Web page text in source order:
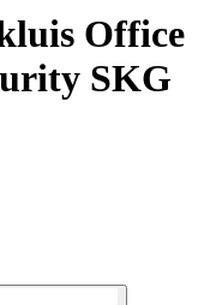
Office
SKG